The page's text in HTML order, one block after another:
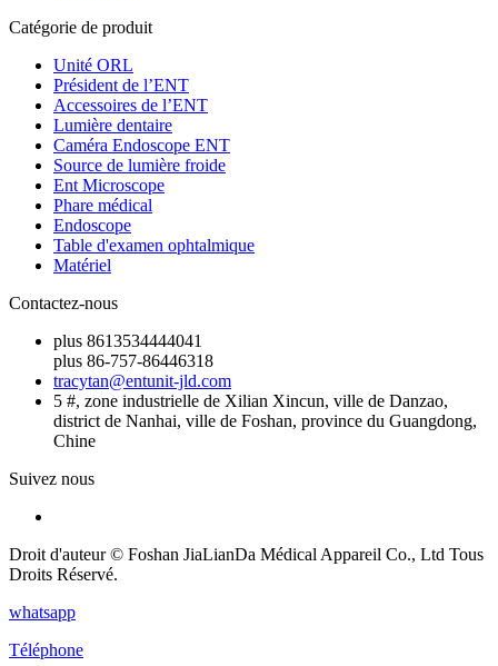
Catégorie de produit
Unité ORL
Président de l’ENT
Accessoires de l’ENT
Lumière dentaire
Caméra Endoscope ENT
Source de lumière froide
Ent Microscope
Phare médical
Endoscope
Table d'examen ophtalmique
Matériel
Contactez-nous
plus 8613534444041
plus 86-757-86446318
tracytan@entunit-jld.com
5 #, zone industrielle de Xilian Xincun, ville de Danzao,
district de Nanhai, ville de Foshan, province du Guangdong,
Chine
Suivez nous
Droit d'auteur © Foshan JiaLianDa Médical Appareil Co., Ltd Tous
Droits Réservé.
whatsapp
Téléphone